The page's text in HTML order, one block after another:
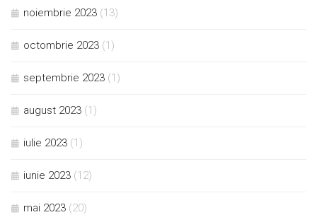
noiembrie 2023 (13)
octombrie 2023 (1)
septembrie 2023 (1)
august 2023 (1)
iulie 2023 (1)
iunie 2023 (12)
mai 2023 (20)